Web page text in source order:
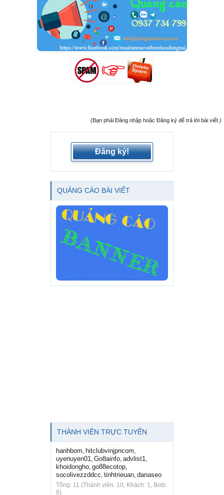
(Bạn phải Đăng nhập hoặc Đăng ký để trả lời bài viết.)
Đăng ký!
QUẢNG CÁO BÀI VIẾT
THÀNH VIÊN TRỰC TUYẾN
hanhbom hitclubvinjpncom
uyenuyen01 Go8ainfo advlist1
khoidongho go88ecotop
socolivezzddcc tinhtrieuan danaseo
Tổng: 11 (Thành viên: 10, Khách: 1, Bots:
0)